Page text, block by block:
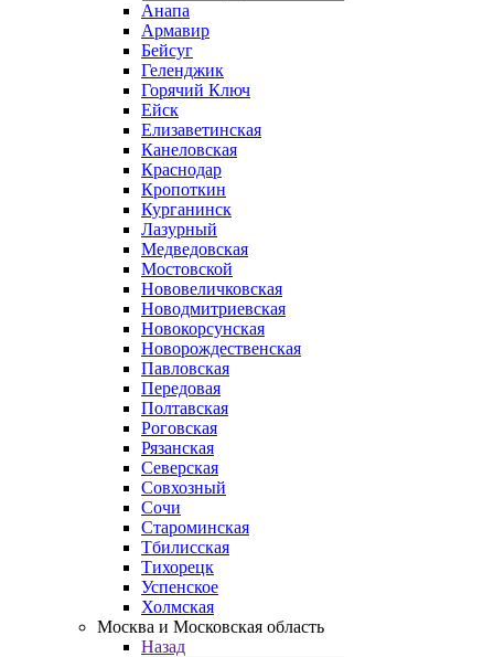
Анапа
Армавир
Бейсуг
Геленджик
Горячий Ключ
Ейск
Елизаветинская
Канеловская
Краснодар
Кропоткин
Курганинск
Лазурный
Медведовская
Мостовской
Нововеличковская
Новодмитриевская
Новокорсунская
Новорождественская
Павловская
Передовая
Полтавская
Роговская
Рязанская
Северская
Совхозный
Сочи
Староминская
Тбилисская
Тихорецк
Успенское
Холмская
Москва и Московская область
Назад